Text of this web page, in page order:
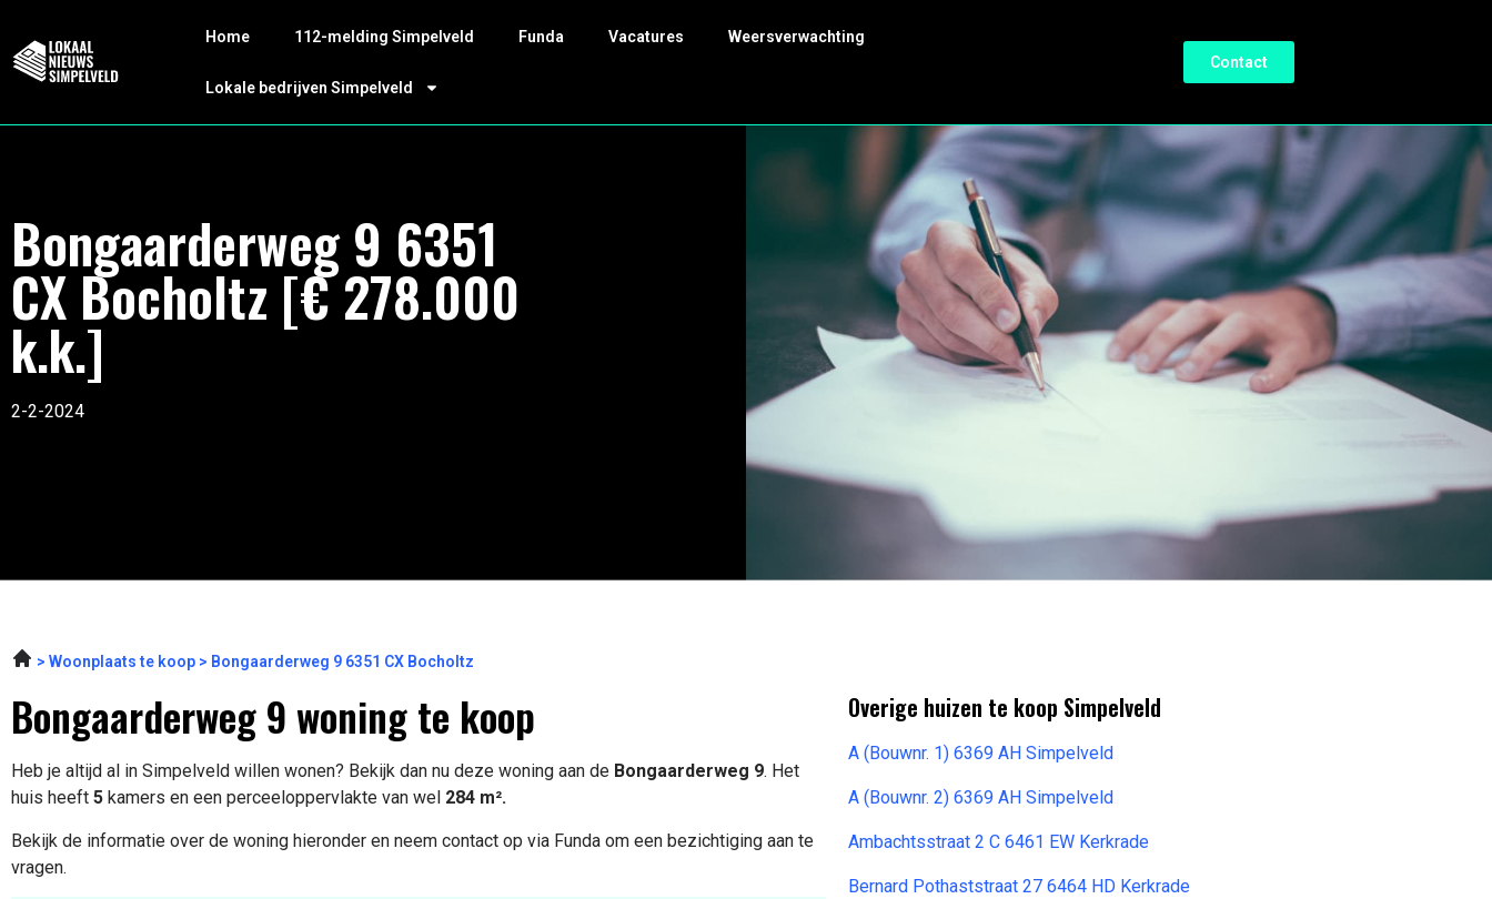
Home 112-melding Simpelveld Funda Vacatures Weersverwachting
Lokale bedrijven Simpelveld
Contact
Bongaarderweg 9 6351
CX Bocholtz [€ 278.000
k.k.]
2-2-2024
Woonplaats te koop Bongaarderweg 9 6351 CX Bocholtz
Bongaarderweg 9 woning te koop
Heb je altijd al in Simpelveld willen wonen? Bekijk dan nu deze woning aan de Bongaarderweg 9. Het
huis heeft 5 kamers en een perceeloppervlakte van wel 284 m².
Bekijk de informatie over de woning hieronder en neem contact op via Funda om een bezichtiging aan te
vragen.
Overige huizen te koop Simpelveld
A (Bouwnr. 1) 6369 AH Simpelveld
A (Bouwnr. 2) 6369 AH Simpelveld
Ambachtsstraat 2 C 6461 EW Kerkrade
Bernard Pothaststraat 27 6464 HD Kerkrade